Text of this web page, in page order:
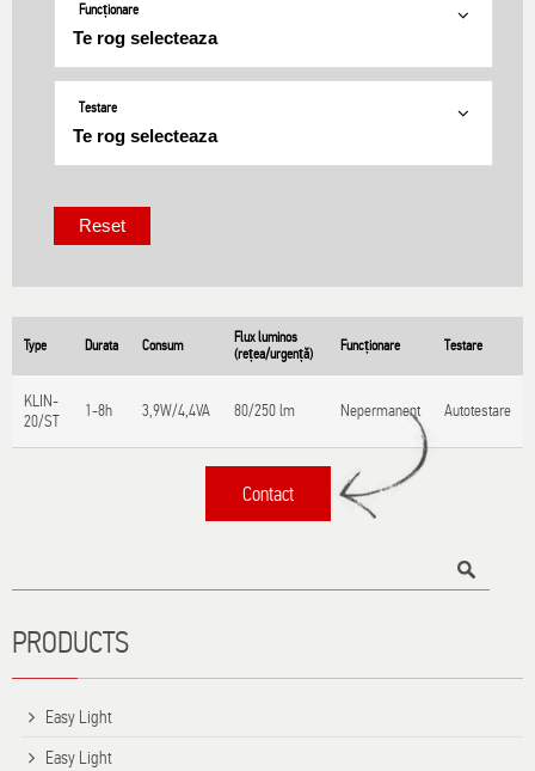
Funcționare
Testare
Type Durata Consum
Flux luminos
(rețea/urgență)
Funcționare Testare
KLIN-
20/ST
1-8h 3,9W/4,4VA 80/250 lm Nepermanent Autotestare
Contact
PRODUCTS
Easy Light
Easy Light